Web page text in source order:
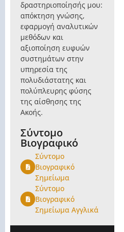
δραστηριοποίησής μου:
απόκτηση γνώσης,
εφαρμογή αναλυτικών
μεθόδων και
αξιοποίηση ευφυών
συστημάτων στην
υπηρεσία της
πολυδιάστατης και
πολύπλευρης φύσης
της αίσθησης της
Ακοής.
Σύντομο
Βιογραφικό
Σύντομο
Βιογραφικό
Σημείωμα
Σύντομο
Βιογραφικό
Σημείωμα Αγγλικά